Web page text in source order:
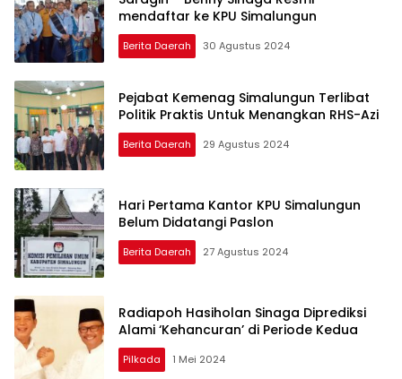
mendaftar ke KPU Simalungun
Berita Daerah 30 Agustus 2024
Pejabat Kemenag Simalungun Terlibat
Politik Praktis Untuk Menangkan RHS-Azi
Berita Daerah 29 Agustus 2024
Hari Pertama Kantor KPU Simalungun
Belum Didatangi Paslon
Berita Daerah 27 Agustus 2024
Radiapoh Hasiholan Sinaga Diprediksi
Alami ‘Kehancuran’ di Periode Kedua
Pilkada 1 Mei 2024